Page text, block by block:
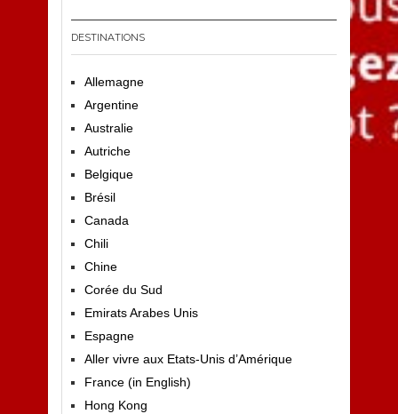
DESTINATIONS
Allemagne
Argentine
Australie
Autriche
Belgique
Brésil
Canada
Chili
Chine
Corée du Sud
Emirats Arabes Unis
Espagne
Aller vivre aux Etats-Unis d’Amérique
France (in English)
Hong Kong